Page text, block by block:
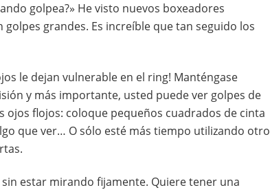
golpea?» He visto nuevos boxeadores
grandes. Es increíble que tan seguido los
le dejan vulnerable en el ring! Manténgase
y más importante, usted puede ver golpes de
flojos: coloque pequeños cuadrados de cinta
que ver… O sólo esté más tiempo utilizando otro
estar mirando fijamente. Quiere tener una